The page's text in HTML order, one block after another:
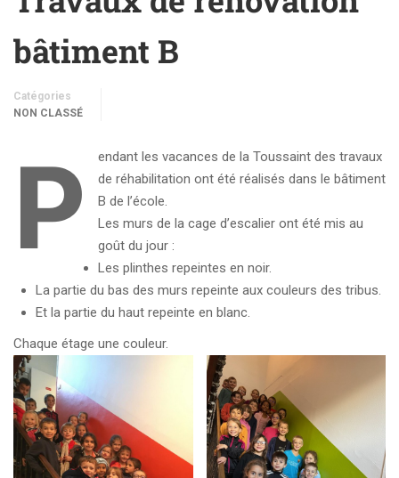
bâtiment B
Catégories
NON CLASSÉ
P
endant les vacances de la Toussaint des travaux
de réhabilitation ont été réalisés dans le bâtiment
B de l’école.
Les murs de la cage d’escalier ont été mis au
goût du jour :
Les plinthes repeintes en noir.
La partie du bas des murs repeinte aux couleurs des tribus.
Et la partie du haut repeinte en blanc.
Chaque étage une couleur.